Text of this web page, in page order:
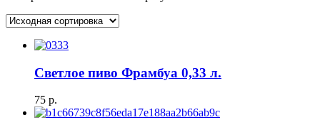
Светлое пиво Фрамбуа 0,33 л.
75 р.